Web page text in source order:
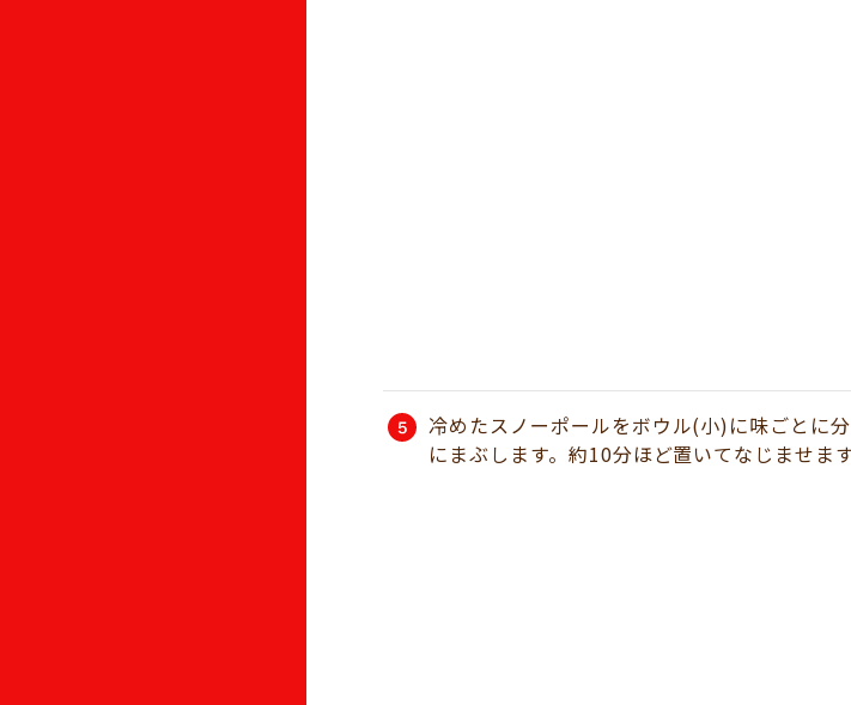
冷めたスノーポールをボウル(小)に味ごとに
にまぶします。約10分ほど置いてなじませます